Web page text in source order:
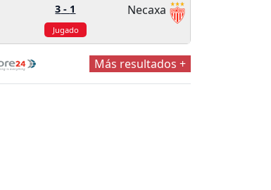
3 - 1 Necaxa
Jugado
Más resultados +